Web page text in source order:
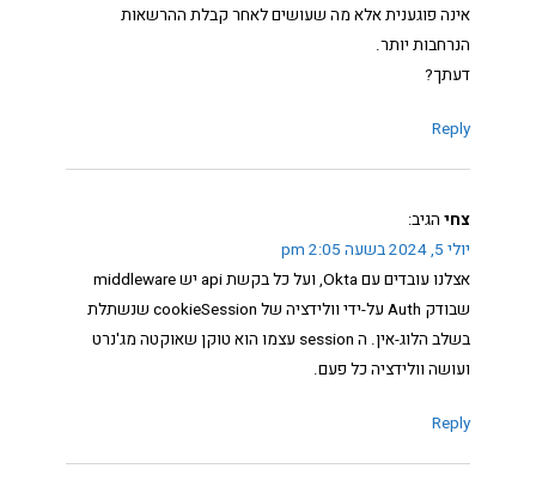
אינה פוגענית אלא מה שעושים לאחר קבלת ההרשאות
הנרחבות יותר.
דעתך?
Reply
צחי הגיב:
יולי 5, 2024 בשעה 2:05 pm
אצלנו עובדים עם Okta, ועל כל בקשת api יש middleware
שבודק Auth על-ידי וולידציה של cookieSession שנשתלת
בשלב הלוג-אין. ה session עצמו הוא טוקן שאוקטה מג'נרט
ועושה וולידציה כל פעם.
Reply